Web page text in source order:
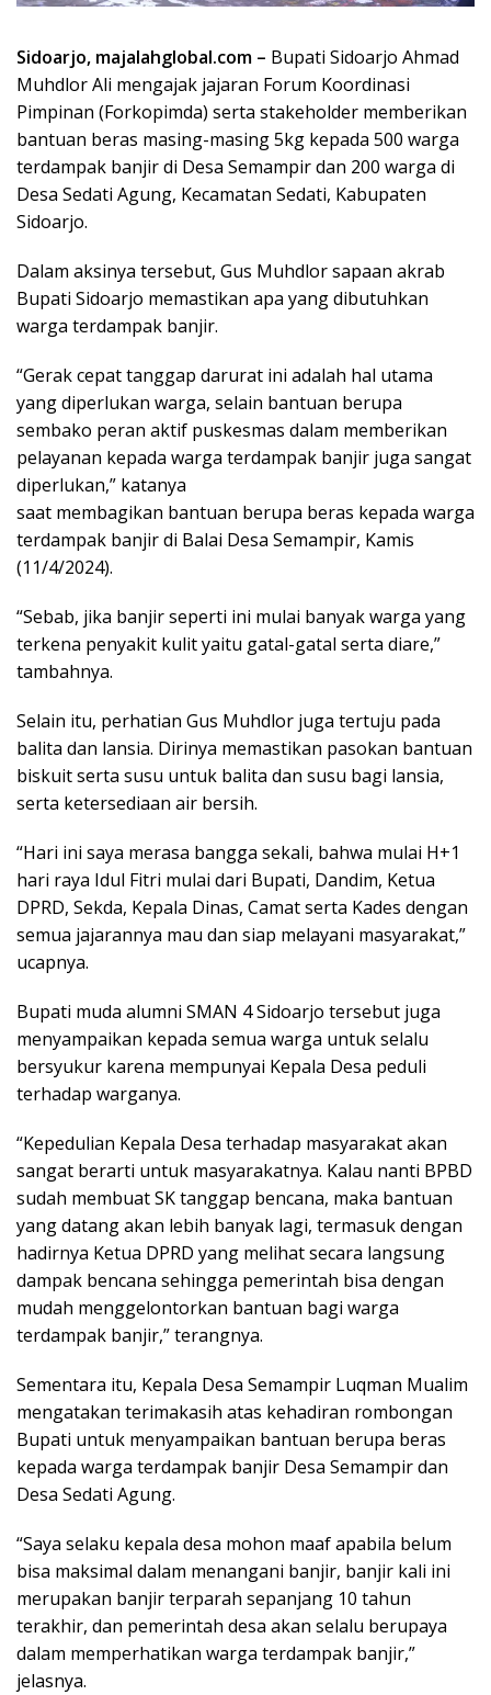
Sidoarjo, majalahglobal.com – Bupati Sidoarjo Ahmad
Muhdlor Ali mengajak jajaran Forum Koordinasi
Pimpinan (Forkopimda) serta stakeholder memberikan
bantuan beras masing-masing 5kg kepada 500 warga
terdampak banjir di Desa Semampir dan 200 warga di
Desa Sedati Agung, Kecamatan Sedati, Kabupaten
Sidoarjo.
Dalam aksinya tersebut, Gus Muhdlor sapaan akrab
Bupati Sidoarjo memastikan apa yang dibutuhkan
warga terdampak banjir.
“Gerak cepat tanggap darurat ini adalah hal utama
yang diperlukan warga, selain bantuan berupa
sembako peran aktif puskesmas dalam memberikan
pelayanan kepada warga terdampak banjir juga sangat
diperlukan,” katanya
saat membagikan bantuan berupa beras kepada warga
terdampak banjir di Balai Desa Semampir, Kamis
(11/4/2024).
“Sebab, jika banjir seperti ini mulai banyak warga yang
terkena penyakit kulit yaitu gatal-gatal serta diare,”
tambahnya.
Selain itu, perhatian Gus Muhdlor juga tertuju pada
balita dan lansia. Dirinya memastikan pasokan bantuan
biskuit serta susu untuk balita dan susu bagi lansia,
serta ketersediaan air bersih.
“Hari ini saya merasa bangga sekali, bahwa mulai H+1
hari raya Idul Fitri mulai dari Bupati, Dandim, Ketua
DPRD, Sekda, Kepala Dinas, Camat serta Kades dengan
semua jajarannya mau dan siap melayani masyarakat,”
ucapnya.
Bupati muda alumni SMAN 4 Sidoarjo tersebut juga
menyampaikan kepada semua warga untuk selalu
bersyukur karena mempunyai Kepala Desa peduli
terhadap warganya.
“Kepedulian Kepala Desa terhadap masyarakat akan
sangat berarti untuk masyarakatnya. Kalau nanti BPBD
sudah membuat SK tanggap bencana, maka bantuan
yang datang akan lebih banyak lagi, termasuk dengan
hadirnya Ketua DPRD yang melihat secara langsung
dampak bencana sehingga pemerintah bisa dengan
mudah menggelontorkan bantuan bagi warga
terdampak banjir,” terangnya.
Sementara itu, Kepala Desa Semampir Luqman Mualim
mengatakan terimakasih atas kehadiran rombongan
Bupati untuk menyampaikan bantuan berupa beras
kepada warga terdampak banjir Desa Semampir dan
Desa Sedati Agung.
“Saya selaku kepala desa mohon maaf apabila belum
bisa maksimal dalam menangani banjir, banjir kali ini
merupakan banjir terparah sepanjang 10 tahun
terakhir, dan pemerintah desa akan selalu berupaya
dalam memperhatikan warga terdampak banjir,”
jelasnya.